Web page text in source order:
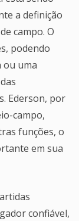
a definição
campo. O
podendo
ou uma
Ederson, por
campo,
funções, o
em sua
confiável,